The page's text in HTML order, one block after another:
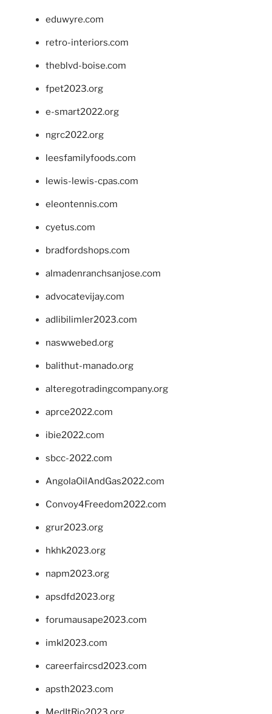
eduwyre.com
retro-interiors.com
theblvd-boise.com
fpet2023.org
e-smart2022.org
ngrc2022.org
leesfamilyfoods.com
lewis-lewis-cpas.com
eleontennis.com
cyetus.com
bradfordshops.com
almadenranchsanjose.com
advocatevijay.com
adlibilimler2023.com
naswwebed.org
balithut-manado.org
alteregotradingcompany.org
aprce2022.com
ibie2022.com
sbcc-2022.com
AngolaOilAndGas2022.com
Convoy4Freedom2022.com
grur2023.org
hkhk2023.org
napm2023.org
apsdfd2023.org
forumausape2023.com
imkl2023.com
careerfaircsd2023.com
apsth2023.com